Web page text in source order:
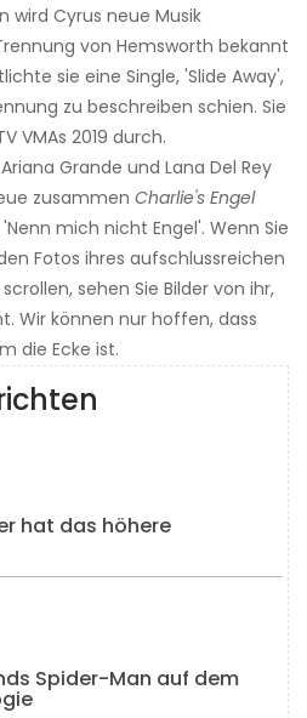
wird Cyrus neue Musik
von Hemsworth bekannt
sie eine Single, 'Slide Away',
zu beschreiben schien. Sie
VMAs 2019 durch.
Grande und Lana Del Rey
zusammen Charlie's Engel
mich nicht Engel'. Wenn Sie
Fotos ihres aufschlussreichen
sehen Sie Bilder von ihr,
Wir können nur hoffen, dass
die Ecke ist.
hat das höhere
Spider-Man auf dem